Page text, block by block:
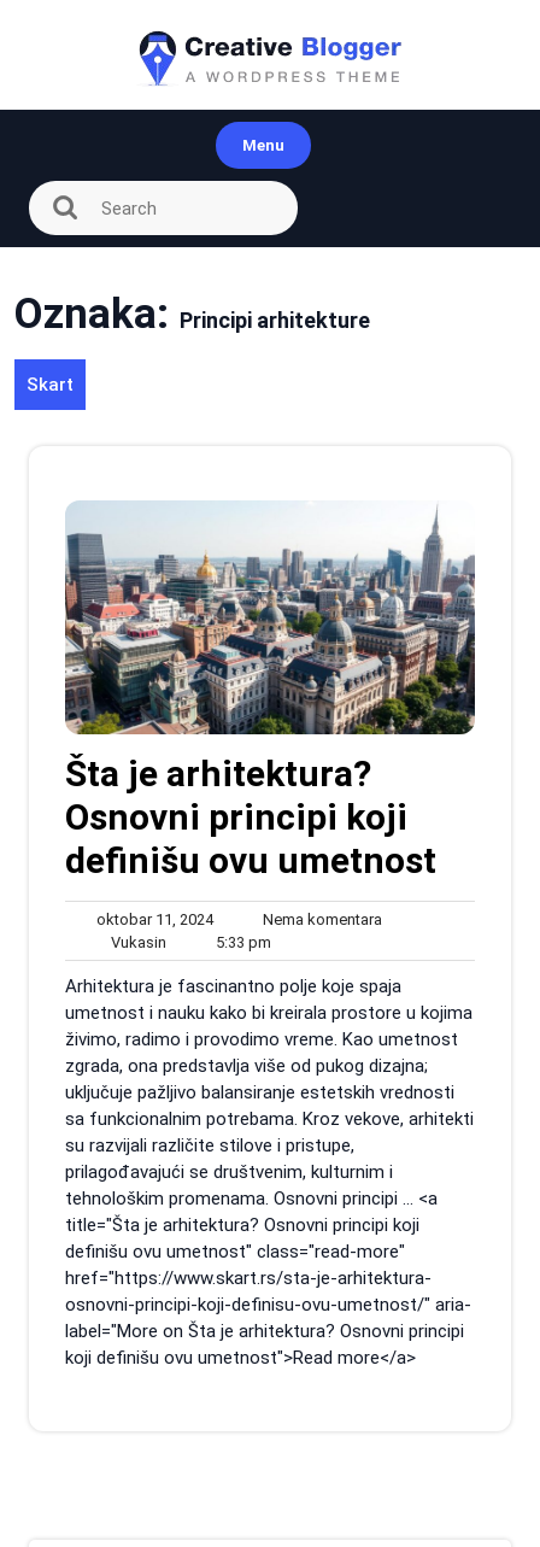
Menu
Oznaka: Principi arhitekture
Skart
Šta je arhitektura?
Osnovni principi koji
definišu ovu umetnost
oktobar 11, 2024oktobar
11,
2024
Nema komentara
Vukasin Vukasin5:33 pm
pm
Arhitektura je fascinantno polje koje spaja
umetnost i nauku kako bi kreirala prostore u kojima
živimo, radimo i provodimo vreme. Kao umetnost
zgrada, ona predstavlja više od pukog dizajna;
uključuje pažljivo balansiranje estetskih vrednosti
sa funkcionalnim potrebama. Kroz vekove, arhitekti
su razvijali različite stilove i pristupe,
prilagođavajući se društvenim, kulturnim i
tehnološkim promenama. Osnovni principi ... <a
title="Šta je arhitektura? Osnovni principi koji
definišu ovu umetnost" class="read-more"
href="https://www.skart.rs/sta-je-arhitektura-
osnovni-principi-koji-definisu-ovu-umetnost/" aria-
label="More on Šta je arhitektura? Osnovni principi
koji definišu ovu umetnost">Read more</a>